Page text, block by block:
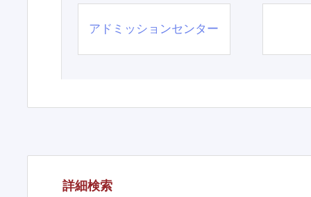
アドミッションセンター
詳細検索